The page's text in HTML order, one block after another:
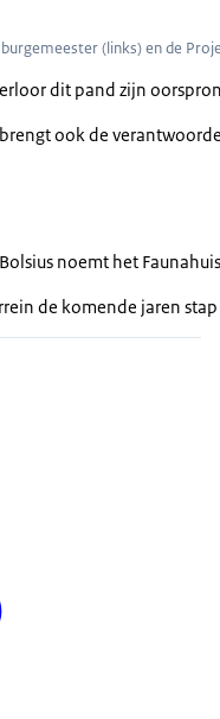
Ze houden groot
(links) en de
dit pand zijn
ook de
noemt het
de komende jaren